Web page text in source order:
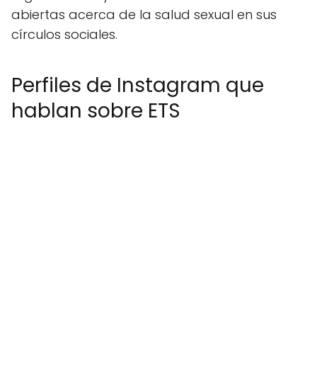
abiertas acerca de la salud sexual en sus
círculos sociales.
Perfiles de Instagram que
hablan sobre ETS